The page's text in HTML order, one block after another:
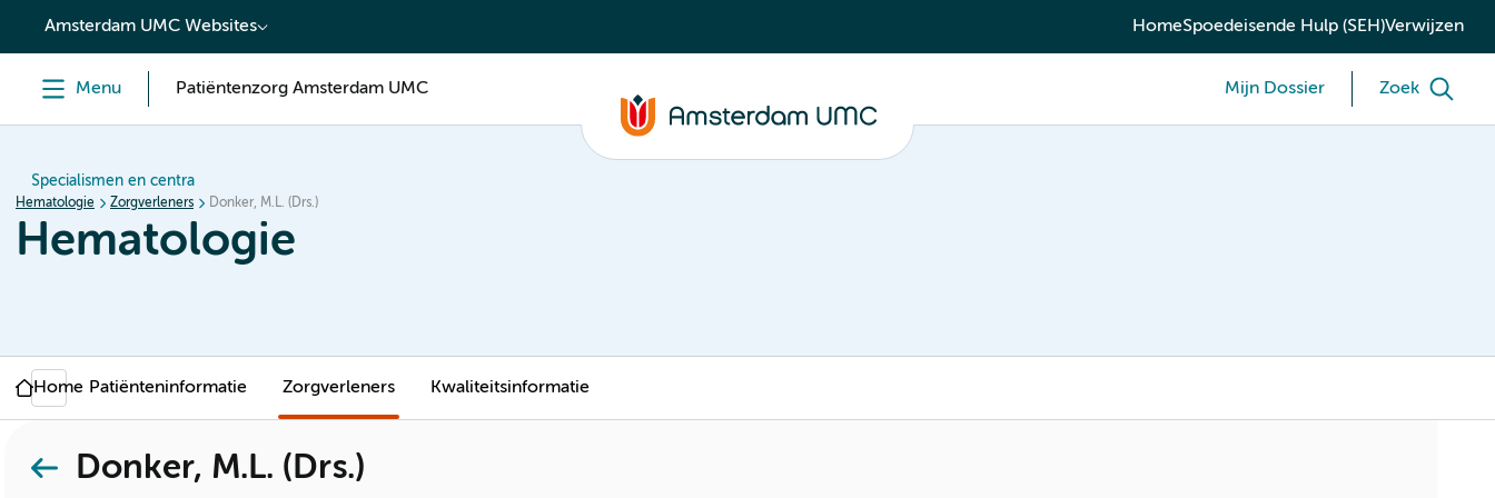
content
Amsterdam UMC Websites HomeSpoedeisende Hulp (SEH)Verwijzen
Menu Patiëntenzorg Amsterdam UMC Mijn Dossier Zoek
Specialismen en centra
Hematologie Zorgverleners Donker, M.L. (Drs.)
Hematologie
Home Patiënteninformatie Zorgverleners Kwaliteitsinformatie
Donker, M.L. (Drs.)